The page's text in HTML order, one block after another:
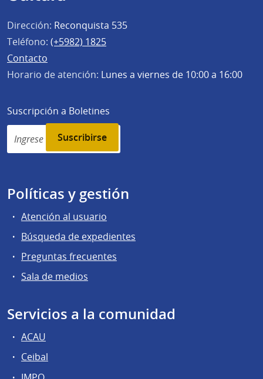
Dirección: Reconquista 535
Teléfono: (+5982) 1825
Contacto
Horario de atención: Lunes a viernes de 10:00 a 16:00
Suscripción a Boletines
Simplenews
subscription
Políticas y gestión
Atención al usuario
Búsqueda de expedientes
Preguntas frecuentes
Sala de medios
Servicios a la comunidad
ACAU
Ceibal